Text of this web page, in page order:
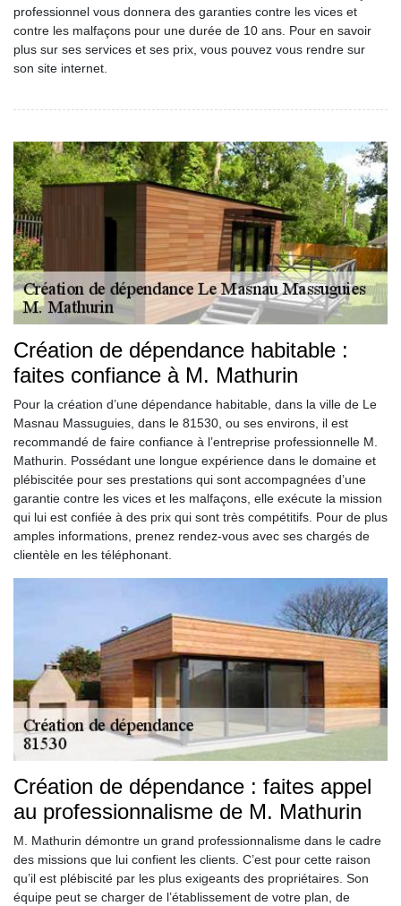
professionnel vous donnera des garanties contre les vices et
contre les malfaçons pour une durée de 10 ans. Pour en savoir
plus sur ses services et ses prix, vous pouvez vous rendre sur
son site internet.
Création de dépendance habitable :
faites confiance à M. Mathurin
Pour la création d’une dépendance habitable, dans la ville de Le
Masnau Massuguies, dans le 81530, ou ses environs, il est
recommandé de faire confiance à l’entreprise professionnelle M.
Mathurin. Possédant une longue expérience dans le domaine et
plébiscitée pour ses prestations qui sont accompagnées d’une
garantie contre les vices et les malfaçons, elle exécute la mission
qui lui est confiée à des prix qui sont très compétitifs. Pour de plus
amples informations, prenez rendez-vous avec ses chargés de
clientèle en les téléphonant.
Création de dépendance : faites appel
au professionnalisme de M. Mathurin
M. Mathurin démontre un grand professionnalisme dans le cadre
des missions que lui confient les clients. C’est pour cette raison
qu’il est plébiscité par les plus exigeants des propriétaires. Son
équipe peut se charger de l’établissement de votre plan, de